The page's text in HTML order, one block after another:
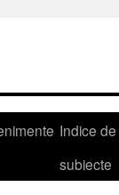
Indice de
subiecte